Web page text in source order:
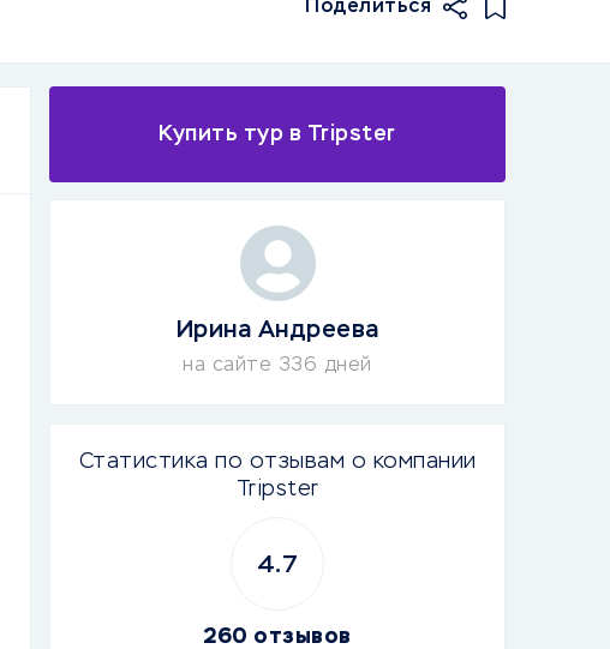
Поделиться
Купить тур в Tripster
Ирина Андреева
на сайте 336 дней
Статистика по отзывам о компании
Tripster
4.7
260 отзывов